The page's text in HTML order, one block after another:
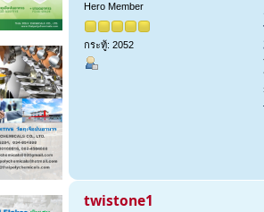
Hero Member
กระทู้: 2052
twistone1